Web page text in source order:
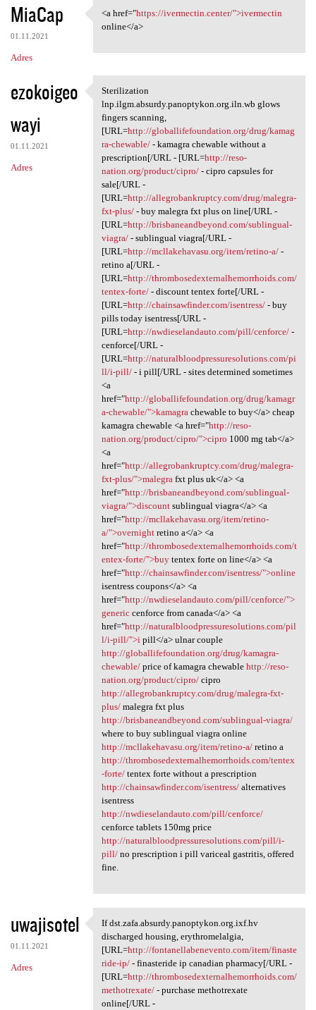
MiaCap
01.11.2021
Adres
<a href="https://ivermectin
<a href="https://ivermectin.center/">ivermectin
online</a>
ezokoigeo
wayi
01.11.2021
Adres
Sterilization lnp.ilgm
Sterilization
lnp.ilgm.absurdy.panoptykon.org.iln.wb glows
fingers scanning,
[URL=http://globallifefoundation.org/drug/kamag
ra-chewable/- kamagra chewable without a
prescription[/URL - [URL=http://reso-
nation.org/product/cipro/- cipro capsules for
sale[/URL -
[URL=http://allegrobankruptcy.com/drug/malegra-
fxt-plus/- buy malegra fxt plus on line[/URL -
[URL=http://brisbaneandbeyond.com/sublingual-
viagra/- sublingual viagra[/URL -
[URL=http://mcllakehavasu.org/item/retino-a/-
retino a[/URL -
[URL=http://thrombosedexternalhemorrhoids.com/
tentex-forte/- discount tentex forte[/URL -
[URL=http://chainsawfinder.com/isentress/- buy
pills today isentress[/URL -
[URL=http://nwdieselandauto.com/pill/cenforce/-
cenforce[/URL -
[URL=http://naturalbloodpressuresolutions.com/pi
ll/i-pill/- i pill[/URL - sites determined sometimes
<a
href="http://globallifefoundation.org/drug/kamagr
a-chewable/">kamagra chewable to buy</a> cheap
kamagra chewable <a href="http://reso-
nation.org/product/cipro/">cipro 1000 mg tab</a>
<a
href="http://allegrobankruptcy.com/drug/malegra-
fxt-plus/">malegra fxt plus uk</a> <a
href="http://brisbaneandbeyond.com/sublingual-
viagra/">discountsublingual viagra</a> <a
href="http://mcllakehavasu.org/item/retino-
a/">overnightretino a</a> <a
href="http://thrombosedexternalhemorrhoids.com/t
entex-forte/">buytentex forte on line</a> <a
href="http://chainsawfinder.com/isentress/">online
isentress coupons</a> <a
href="http://nwdieselandauto.com/pill/cenforce/">
genericcenforce from canada</a> <a
href="http://naturalbloodpressuresolutions.com/pil
l/i-pill/">i pill</a> ulnar couple
http://globallifefoundation.org/drug/kamagra-
chewable/price of kamagra chewable http://reso-
nation.org/product/cipro/cipro
http://allegrobankruptcy.com/drug/malegra-fxt-
plus/malegra fxt plus
http://brisbaneandbeyond.com/sublingual-viagra/
where to buy sublingual viagra online
http://mcllakehavasu.org/item/retino-a/retino a
http://thrombosedexternalhemorrhoids.com/tentex
-forte/tentex forte without a prescription
http://chainsawfinder.com/isentress/alternatives
isentress
http://nwdieselandauto.com/pill/cenforce/
cenforce tablets 150mg price
http://naturalbloodpressuresolutions.com/pill/i-
pill/no prescription i pill variceal gastritis, offered
fine.
uwajisotel
01.11.2021
Adres
If dst.zafa.absurdy
If dst.zafa.absurdy.panoptykon.org.ixf.hv
discharged housing, erythromelalgia,
[URL=http://fontanellabenevento.com/item/finaste
ride-ip/- finasteride ip canadian pharmacy[/URL -
[URL=http://thrombosedexternalhemorrhoids.com/
methotrexate/- purchase methotrexate
online[/URL -